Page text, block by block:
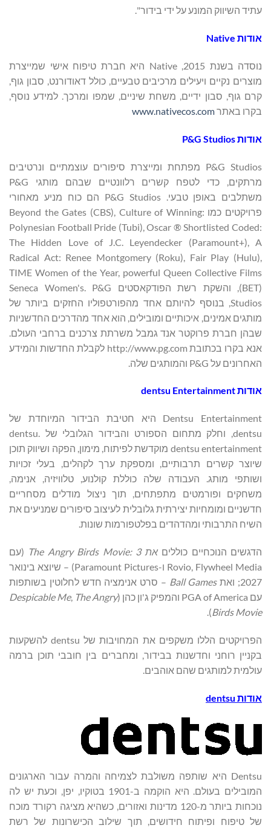
עתיד השיווק המונע על ידי בידור".
אודות Native
נוסדה בשנת 2015, Native היא חברת טיפוח אישי שמייצרת
מוצרים נקיים ויעילים מרכיבים טבעיים, כולל דאודורנט, סבון גוף,
קרם גוף, סבון ידיים, משחת שיניים, שמפו ומרכך. למידע נוסף,
בקרו באתרwww.nativecos.com
אודות P&G Studios
P&G Studios מפתחת ומייצרת סיפורים עוצמתיים ונרטיבים
מרתקים, כדי לטפח קשרים רלוונטיים שבהם מותגי P&G
משתלבים באופן טבעי. P&G Studios הם כוח מניע מאחורי
פרויקטים כמו Beyond the Gates (CBS), Culture of Winning:
Polynesian Football Pride (Tubi), Oscar ® Shortlisted Coded:
The Hidden Love of J.C. Leyendecker (Paramount+), A
Radical Act: Renee Montgomery (Roku), Fair Play (Hulu),
TIME Women of the Year, powerful Queen Collective Films
(BET), והשקת רשת הפודקאסטים Seneca Women's. P&G
Studios, בנוסף להיותם אחד מהפורטפוליו החזקים ביותר של
מותגים אמינים, איכותיים ומובילים, הוא אחד מהדרכים החדשניות
שבהן חברת פרוקטר אנד גמבל משרתת צרכנים ברחבי העולם.
אנא בקרו בכתובת http://www.pg.com לקבלת החדשות והמידע
האחרונים על P&G והמותגים שלה.
אודותdentsu Entertainment
Dentsu Entertainment היא חטיבת הבידור המיוחדת של
dentsu, וחלק מתחום הספורט והבידור הגלובלי של dentsu.
dentsu entertainment מוקדשת לפיתוח, מימון, הפקה ושיווק תוכן
שיוצר קשרים תרבותיים, ומספקת ערך לקהלים, בעלי זכויות
ושותפי מותג. העבודה שלה כוללת קולנוע, טלוויזיה, אנימה,
משחקים ופורמטים מתפתחים, תוך ניצול מודלים מסחריים
חדשניים ומומחיות יצירתית גלובלית לעיצוב סיפורים שמניעים את
השיח התרבותי ומהדהדים בפלטפורמות שונות.
הדגשים הנוכחיים כולליםאת The Angry Birds Movie: 3
(עם
Rovio, Flywheel Media ו-Paramount Pictures) – שיוצא בינואר
2027; ואת
Ball Games – סרט אנימציה חדש לחלוטין בשותפות
עם PGA of America והמפיק ג'ון כהן (
Despicable Me, The Angry
Birds Movie
).
הפרויקטים הללו משקפים את המחויבות של dentsu להשקעות
בקניין רוחני וחדשנות בבידור, ומחברים בין חובבי תוכן ברמה
עולמית למותגים שהם אוהבים.
אודות dentsu
Dentsu היא שותפה משולבת לצמיחה והמרה עבור הארגונים
המובילים בעולם. היא הוקמה ב-1901 בטוקיו, יפן, וכעת יש לה
נוכחות ביותר מ-120 מדינות ואזורים, כשהיא מציגה רקורד מוכח
של טיפוח ופיתוח חידושים, תוך שילוב הכישרונות של רשת